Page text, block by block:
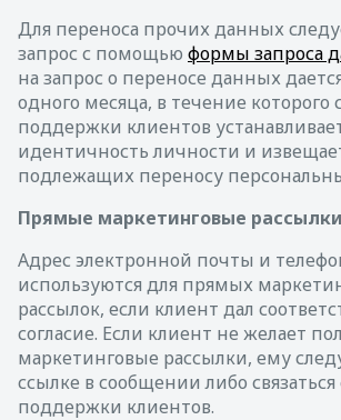
Для переноса прочих данных
запрос с помощью формы запроса
на запрос о переносе данных
одного месяца, в течение которого
поддержки клиентов
идентичность личности и
подлежащих переносу
Прямые маркетинговые рассылки
Адрес электронной почты и
используются для прямых
рассылок, если клиент дал
согласие. Если клиент не желает
маркетинговые рассылки, ему
ссылке в сообщении либо связаться
поддержки клиентов.